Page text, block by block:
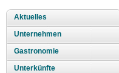
Aktuelles
Unternehmen
Gastronomie
Unterkünfte